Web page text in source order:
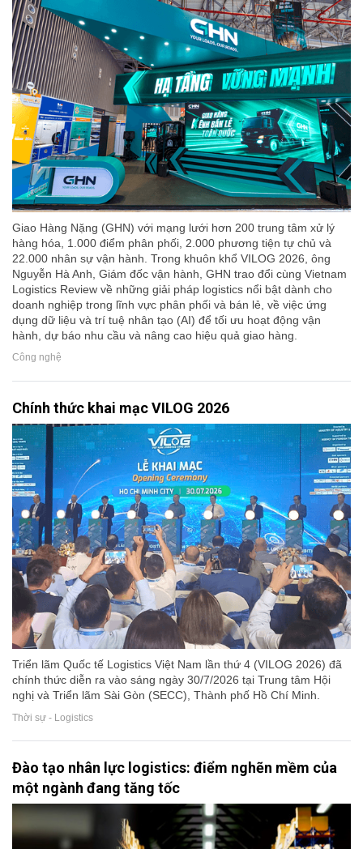
Giao Hàng Nặng (GHN) với mạng lưới hơn 200 trung tâm xử lý
hàng hóa, 1.000 điểm phân phối, 2.000 phương tiện tự chủ và
22.000 nhân sự vận hành. Trong khuôn khổ VILOG 2026, ông
Nguyễn Hà Anh, Giám đốc vận hành, GHN trao đổi cùng Vietnam
Logistics Review về những giải pháp logistics nổi bật dành cho
doanh nghiệp trong lĩnh vực phân phối và bán lẻ, về việc ứng
dụng dữ liệu và trí tuệ nhân tạo (AI) để tối ưu hoạt động vận
hành, dự báo nhu cầu và nâng cao hiệu quả giao hàng.
Công nghệ
Chính thức khai mạc VILOG 2026
Triển lãm Quốc tế Logistics Việt Nam lần thứ 4 (VILOG 2026) đã
chính thức diễn ra vào sáng ngày 30/7/2026 tại Trung tâm Hội
nghị và Triển lãm Sài Gòn (SECC), Thành phố Hồ Chí Minh.
Thời sự - Logistics
Đào tạo nhân lực logistics: điểm nghẽn mềm của
một ngành đang tăng tốc